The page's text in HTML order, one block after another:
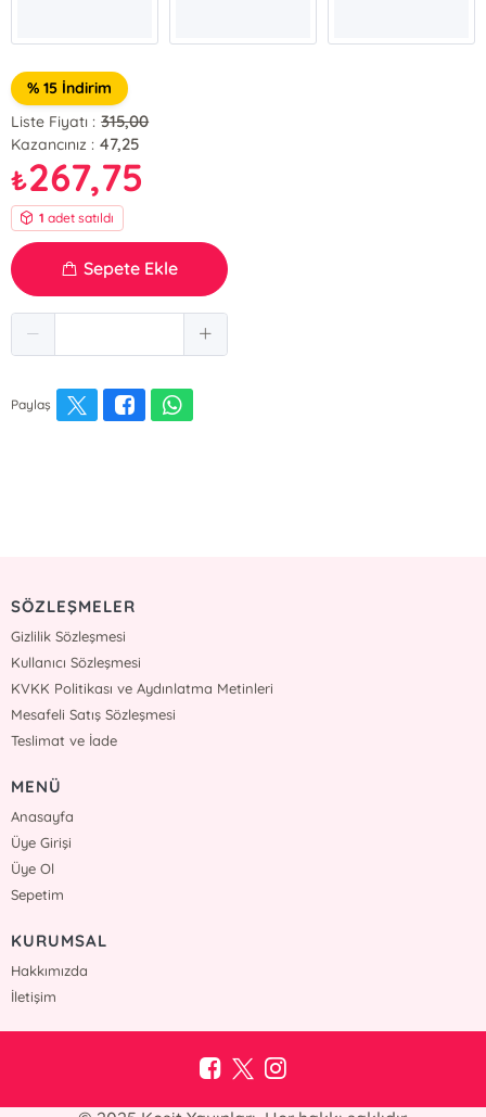
% 15 İndirim
Liste Fiyatı : 315,00
Kazancınız : 47,25
₺267,75
1 adet satıldı
Sepete Ekle
Paylaş
SÖZLEŞMELER
Gizlilik Sözleşmesi
Kullanıcı Sözleşmesi
KVKK Politikası ve Aydınlatma Metinleri
Mesafeli Satış Sözleşmesi
Teslimat ve İade
MENÜ
Anasayfa
Üye Girişi
Üye Ol
Sepetim
KURUMSAL
Hakkımızda
İletişim